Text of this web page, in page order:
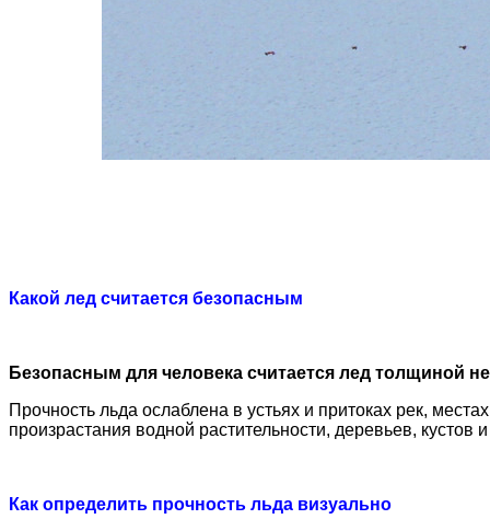
Какой лед считается безопасным
Безопасным для человека считается лед толщиной
Прочность льда ослаблена в устьях и притоках рек,
произрастания водной растительности, деревьев, кустов
Как определить прочность льда визуально